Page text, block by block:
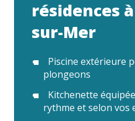
résidences
sur-Mer
Piscine extérieure
plongeons
Kitchenette
rythme et selon vos